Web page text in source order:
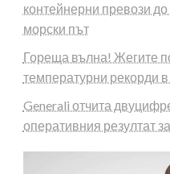
контейнерни превози
морски път
Гореща вълна! Жегите
температурни рекорди
Generali отчита
оперативния резултат